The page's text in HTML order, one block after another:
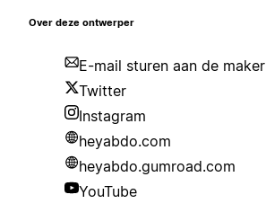
Over deze ontwerper
E-mail sturen aan de maker
Twitter
Instagram
heyabdo.com
heyabdo.gumroad.com
YouTube